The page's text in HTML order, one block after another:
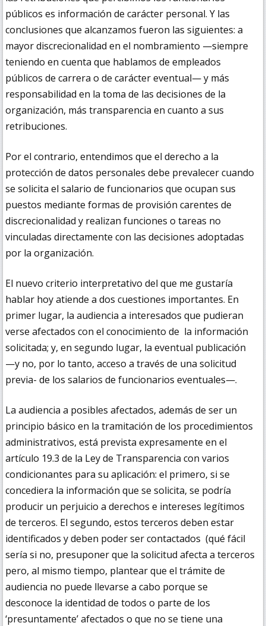
públicos es información de carácter personal. Y las
conclusiones que alcanzamos fueron las siguientes: a
mayor discrecionalidad en el nombramiento —siempre
teniendo en cuenta que hablamos de empleados
públicos de carrera o de carácter eventual— y más
responsabilidad en la toma de las decisiones de la
organización, más transparencia en cuanto a sus
retribuciones.
Por el contrario, entendimos que el derecho a la
protección de datos personales debe prevalecer cuando
se solicita el salario de funcionarios que ocupan sus
puestos mediante formas de provisión carentes de
discrecionalidad y realizan funciones o tareas no
vinculadas directamente con las decisiones adoptadas
por la organización.
El nuevo criterio interpretativo del que me gustaría
hablar hoy atiende a dos cuestiones importantes. En
primer lugar, la audiencia a interesados que pudieran
verse afectados con el conocimiento de la información
solicitada; y, en segundo lugar, la eventual publicación
—y no, por lo tanto, acceso a través de una solicitud
previa- de los salarios de funcionarios eventuales—.
La audiencia a posibles afectados, además de ser un
principio básico en la tramitación de los procedimientos
administrativos, está prevista expresamente en el
artículo 19.3 de la Ley de Transparencia con varios
condicionantes para su aplicación: el primero, si se
concediera la información que se solicita, se podría
producir un perjuicio a derechos e intereses legítimos
de terceros. El segundo, estos terceros deben estar
identificados y deben poder ser contactados (qué fácil
sería si no, presuponer que la solicitud afecta a terceros
pero, al mismo tiempo, plantear que el trámite de
audiencia no puede llevarse a cabo porque se
desconoce la identidad de todos o parte de los
‘presuntamente’ afectados o que no se tiene una